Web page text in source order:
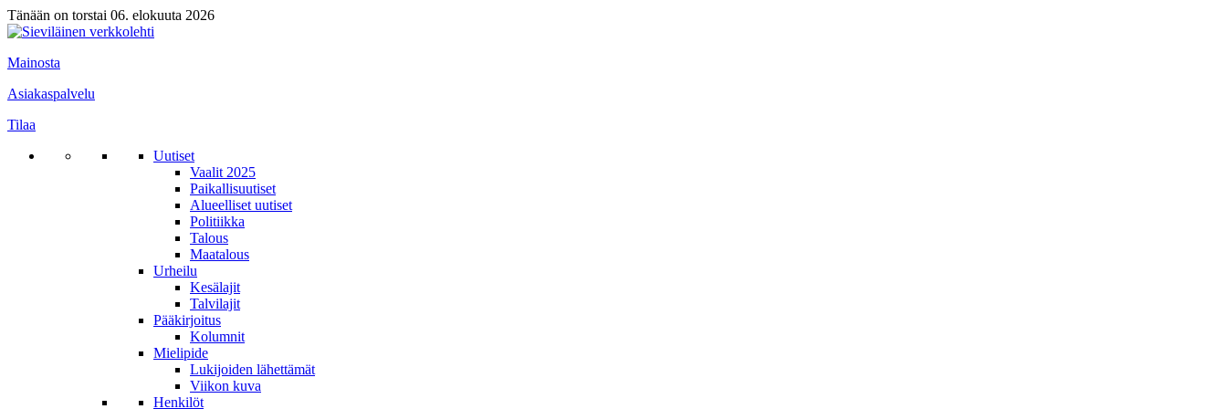
Tänään on torstai 06. elokuuta 2026
Mainosta
Asiakaspalvelu
Tilaa
Uutiset
Vaalit 2025
Paikallisuutiset
Alueelliset uutiset
Politiikka
Talous
Maatalous
Urheilu
Kesälajit
Talvilajit
Pääkirjoitus
Kolumnit
Mielipide
Lukijoiden lähettämät
Viikon kuva
Henkilöt